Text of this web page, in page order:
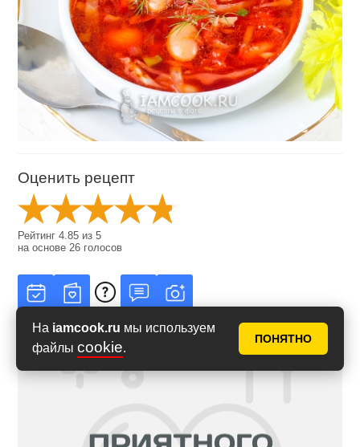
На iamcook.ru мы используем
файлы cookie.
ПОНЯТНО
Оценить рецепт
Рейтинг4.85 из5
на основе26 голосов